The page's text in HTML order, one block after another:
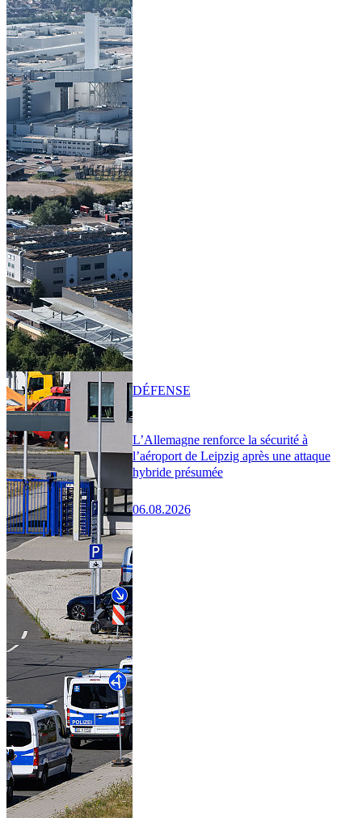
L’Allemagne renforce la sécurité à
l’aéroport de Leipzig après une attaque
hybride présumée
06.08.2026
DÉFENSE